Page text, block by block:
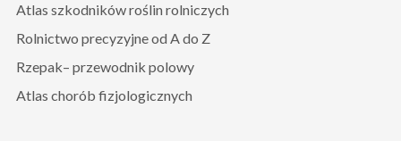
Atlas szkodników roślin rolniczych
Rolnictwo precyzyjne od A do Z
Rzepak– przewodnik polowy
Atlas chorób fizjologicznych